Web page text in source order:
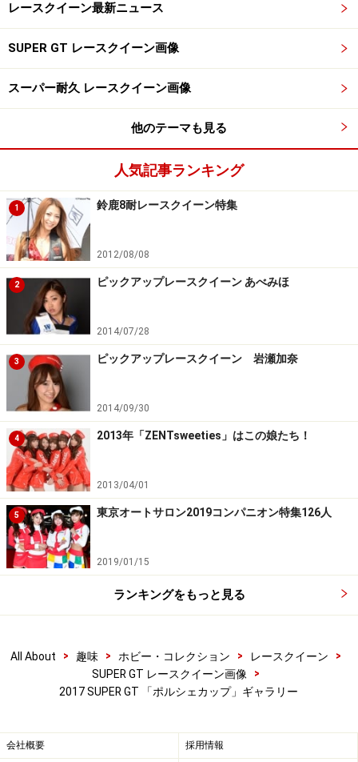
レースクイーン最新ニュース
SUPER GT レースクイーン画像
スーパー耐久 レースクイーン画像
他のテーマも見る
人気記事ランキング
1 鈴鹿8耐レースクイーン特集
2012/08/08
2 ピックアップレースクイーン あべみほ
2014/07/28
3 ピックアップレースクイーン 岩瀬加奈
2014/09/30
4 2013年「ZENTsweeties」はこの娘たち！
2013/04/01
5 東京オートサロン2019コンパニオン特集126人
2019/01/15
ランキングをもっと見る
All About > 趣味 > ホビー・コレクション > レースクイーン
>
SUPER GT レースクイーン画像
>
2017 SUPER GT 「ポルシェカップ」ギャラリー
会社概要 採用情報